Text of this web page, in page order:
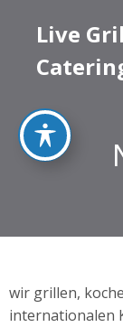
Live
wir grillen,
internationalen